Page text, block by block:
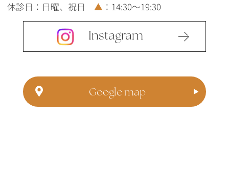
休診日：日曜、祝日▲ ：14:30～19:30
Instagram
Google map